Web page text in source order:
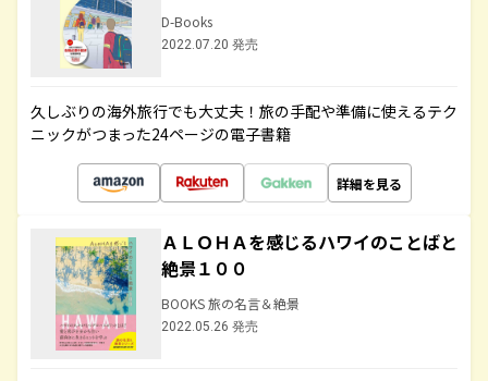
D-Books
2022.07.20 発売
久しぶりの海外旅行でも大丈夫！旅の手配や準備に使えるテク
ニックがつまった24ページの電子書籍
詳細を見る
ＡＬＯＨＡを感じるハワイのことばと
絶景１００
BOOKS 旅の名言＆絶景
2022.05.26 発売